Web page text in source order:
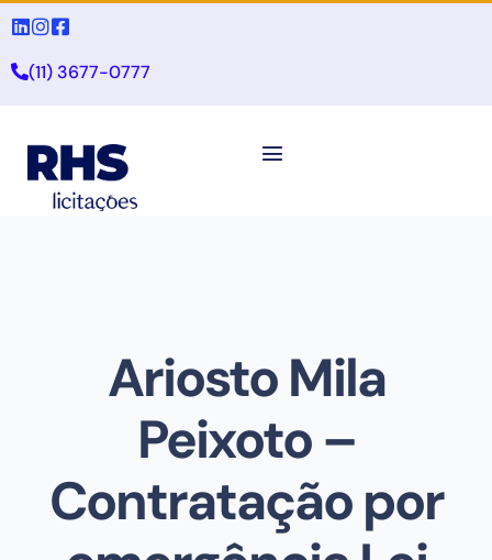
(11) 3677-0777
Ariosto Mila
Peixoto –
Contratação por